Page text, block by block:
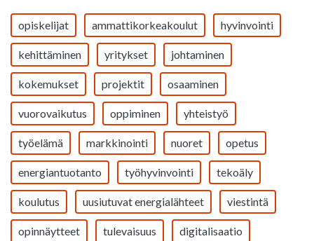
opiskelijat ammattikorkeakoulut hyvinvointi
kehittäminen yritykset johtaminen
kokemukset projektit osaaminen
vuorovaikutus oppiminen yhteistyö
työelämä markkinointi nuoret opetus
energiantuotanto työhyvinvointi tekoäly
koulutus uusiutuvat energialähteet viestintä
opinnäytteet tulevaisuus digitalisaatio